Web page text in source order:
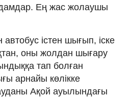
Ең жас жолаушы
автобус істен шығып, іске
оны жолдан шығару
тап болған
арнайы көлікке
Ақой ауылындағы